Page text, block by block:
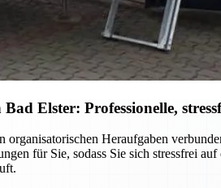
Elster: Professionelle,
Heraufgaben
für Sie, sodass Sie sich stressfrei